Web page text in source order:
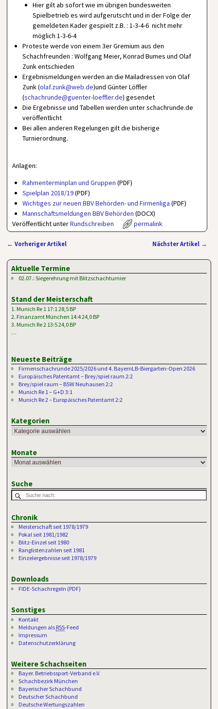
Hier gilt ab sofort wie im übrigen bundesweiten
Spielbetrieb es wird aufgerutscht und in der Folge der
gemeldeten Kader gespielt z.B. : 1-3-4-6 nicht mehr
möglich 1-3-6-4
Proteste werde von einem 3er Gremium aus den
Schachfreunden : Wolfgang Meier, Konrad Bumes und Olaf
Zunk entschieden
Ergebnismeldungen werden an die Mailadressen von Olaf
Zunk (olaf.zunk@web.de)und Günter Löffler
(schachrunde@guenter-loeffler.de) gesendet
Die Ergebnisse und Tabellen werden unter schachrunde.de
veröffentlicht
Bei allen anderen Regelungen gilt die bisherige
Turnierordnung.
Anlagen:
Rahmenterminplan und Gruppen (PDF)
Spielplan 2018/19(PDF)
Wichtiges zur neuen BBV Behörden- und Firmenliga (PDF)
Mannschaftsmeldungen BBV Behörden (DOCX)
Veröffentlicht unterRundschreiben permalink
← Vorheriger Artikel Nächster Artikel →
Aktuelle Termine
02.07.: Siegerehrung mit Blitzschachturnier
Stand der Meisterschaft
1. Munich Re 1 17:1 28,5 BP
2. Finanzamt München 14:4 24,0 BP
3. Munich Re 2 13:5 24,0 BP
…
Neueste Beiträge
Firmenschachrunde 2025/2026 und 4. BayernLB-Biergarten-Open 2026
Europäisches Patentamt – Brey/spiel raum 2:2
Brey/spiel raum – BSW Neuhausen 2:2
Munich Re 1 – G+D 3:1
Munich Re 2 – Europäisches Patentamt 2:2
Kategorien
Monate
Suche
Chronik
Meisterschaft seit 1978/1979
Pokal seit 1981/1982
Blitz-Einzel seit 1980
Ranglistenzahlen seit 1981
Einzelergebnisse seit 1978/1979
Downloads
FIDE-Schachregeln (PDF)
Sonstiges
Kontakt
Meldungen als RSS-Feed
Impressum
Datenschutzerklärung
Weitere Schachseiten
Bayer. Betriebssport-Verband e.V.
Schachbezirk München
Bayerischer Schachbund
Deutscher Schachbund
Deutsche Wertungszahlen